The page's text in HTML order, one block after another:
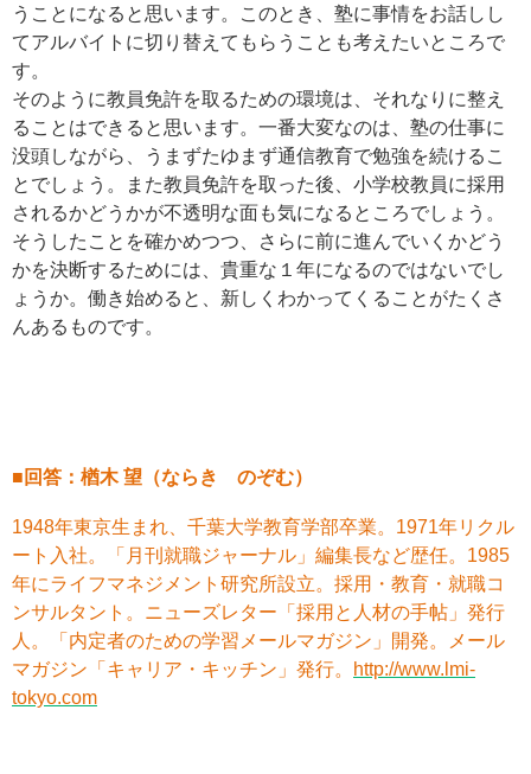
うことになると思います。このとき、塾に事情をお話しし
てアルバイトに切り替えてもらうことも考えたいところで
す。
そのように教員免許を取るための環境は、それなりに整え
ることはできると思います。一番大変なのは、塾の仕事に
没頭しながら、うまずたゆまず通信教育で勉強を続けるこ
とでしょう。また教員免許を取った後、小学校教員に採用
されるかどうかが不透明な面も気になるところでしょう。
そうしたことを確かめつつ、さらに前に進んでいくかどう
かを決断するためには、貴重な１年になるのではないでし
ょうか。働き始めると、新しくわかってくることがたくさ
んあるものです。
■回答：楢木 望（ならき のぞむ）
1948年東京生まれ、千葉大学教育学部卒業。1971年リクル
ート入社。「月刊就職ジャーナル」編集長など歴任。1985
年にライフマネジメント研究所設立。採用・教育・就職コ
ンサルタント。ニューズレター「採用と人材の手帖」発行
人。「内定者のための学習メールマガジン」開発。メール
マガジン「キャリア・キッチン」発行。
http://www.lmi-
tokyo.com